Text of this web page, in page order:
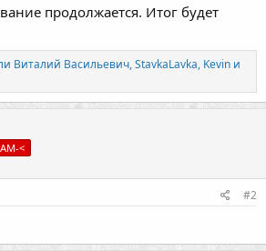
продолжается. Итог будет
Виталий Васильевич,StavkaLavka, Kevin и
<
#2